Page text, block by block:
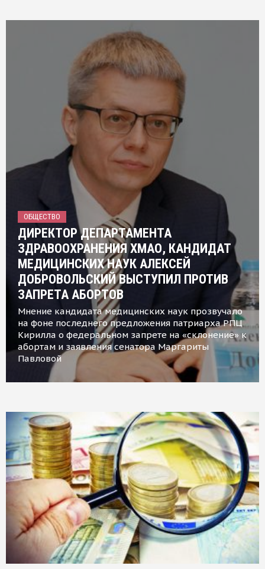
ОБЩЕСТВО
ДИРЕКТОР ДЕПАРТАМЕНТА
ЗДРАВООХРАНЕНИЯ ХМАО, КАНДИДАТ
МЕДИЦИНСКИХ НАУК АЛЕКСЕЙ
ДОБРОВОЛЬСКИЙ ВЫСТУПИЛ ПРОТИВ
ЗАПРЕТА АБОРТОВ
Мнение кандидата медицинских наук прозвучало
на фоне последнего предложения патриарха РПЦ
Кирилла о федеральном запрете на «склонение» к
абортам и заявления сенатора Маргариты
Павловой